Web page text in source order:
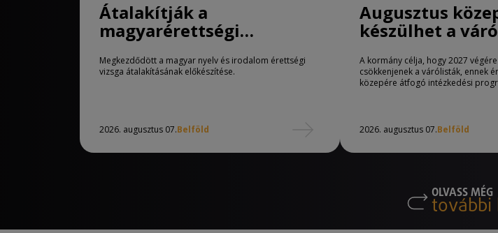
Átalakítják a
magyarérettségi
követelményeit
Megkezdődött a magyar nyelv és irodalom érettségi
vizsga átalakításának előkészítése.
2026. augusztus 07.Belföld
Augusztus
készülhet a
A kormány célja, hogy 2027
csökkenjenek a várólisták, ennek
közepére átfogó intézkedési
2026. augusztus 07.Belföld
OLVASS MÉG
további